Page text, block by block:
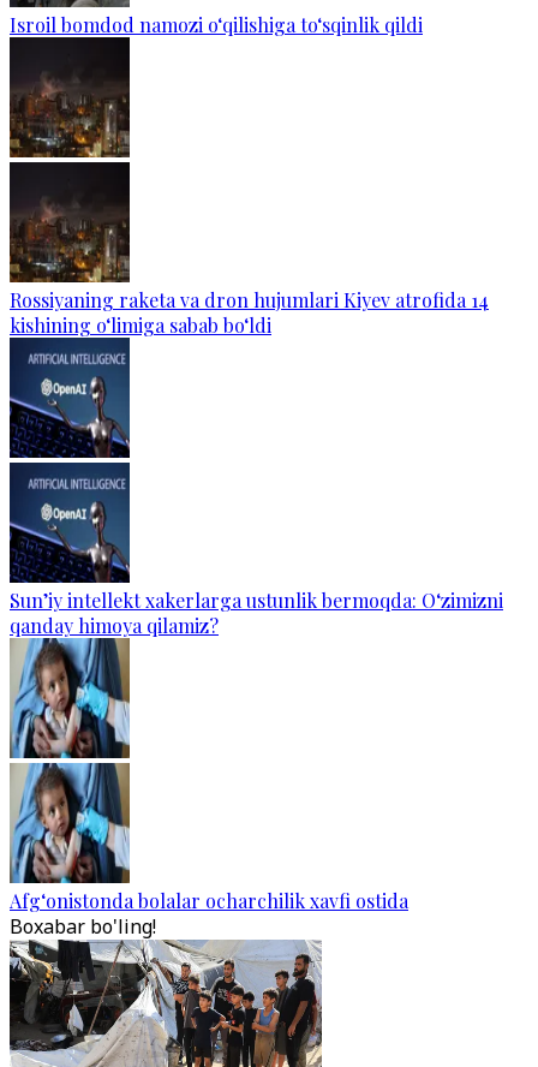
Isroil bomdod namozi o‘qilishiga to‘sqinlik qildi
Rossiyaning raketa va dron hujumlari Kiyev atrofida 14
kishining o‘limiga sabab bo‘ldi
Sun’iy intellekt xakerlarga ustunlik bermoqda: O‘zimizni
qanday himoya qilamiz?
Afg‘onistonda bolalar ocharchilik xavfi ostida
Boxabar bo'ling!